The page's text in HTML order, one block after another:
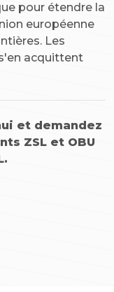
pour étendre la
européenne
Les
acquittent
et demandez
ZSL et OBU